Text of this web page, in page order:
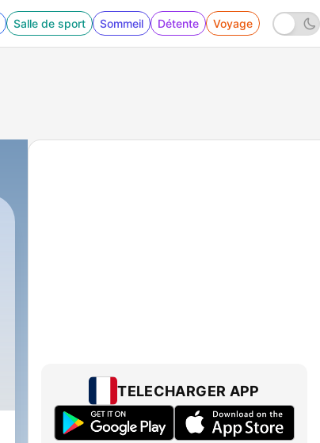
Salle de sport Sommeil Détente Voyage
TELECHARGER APP